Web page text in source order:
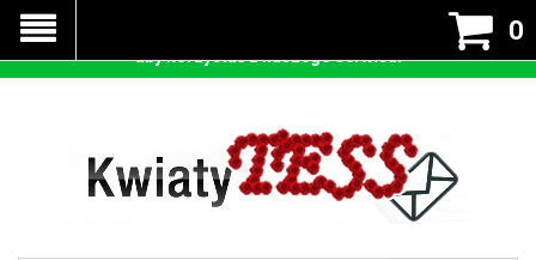
0
Nasza strona korzysta z cookies - czyli tzw ciastek w celu
prawidłowego działania. Zaakceptuj przyjmowanie cookies
aby korzystać z naszego serwisu.